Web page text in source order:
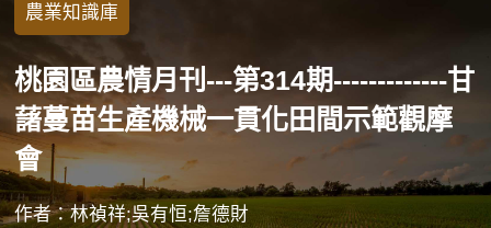
農業知識庫
桃園區農情月刊---第314期-------------甘
藷蔓苗生產機械一貫化田間示範觀摩
會
作者：林禎祥;吳有恒;詹德財